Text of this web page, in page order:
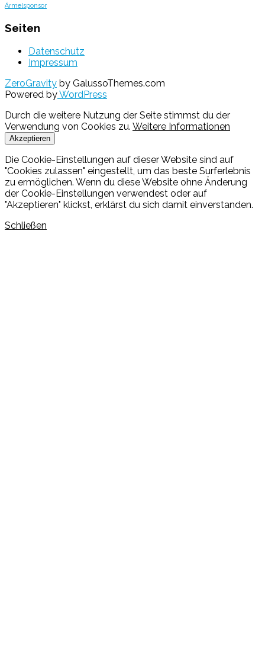
Ärmelsponsor
Seiten
Datenschutz
Impressum
ZeroGravity by GalussoThemes.com
Powered byWordPress
Durch die weitere Nutzung der Seite stimmst du der
Verwendung von Cookies zu. Weitere Informationen
Akzeptieren
Die Cookie-Einstellungen auf dieser Website sind auf
"Cookies zulassen" eingestellt, um das beste Surferlebnis
zu ermöglichen. Wenn du diese Website ohne Änderung
der Cookie-Einstellungen verwendest oder auf
"Akzeptieren" klickst, erklärst du sich damit einverstanden.
Schließen